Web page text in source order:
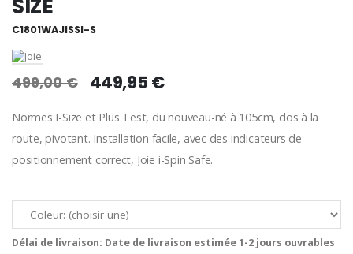
SIZE
C1801WAJISSI-S
499,00 € 449,95 €
Normes I-Size et Plus Test, du nouveau-né à 105cm, dos à la
route, pivotant. Installation facile, avec des indicateurs de
positionnement correct, Joie i-Spin Safe.
Délai de livraison: Date de livraison estimée 1-2 jours ouvrables